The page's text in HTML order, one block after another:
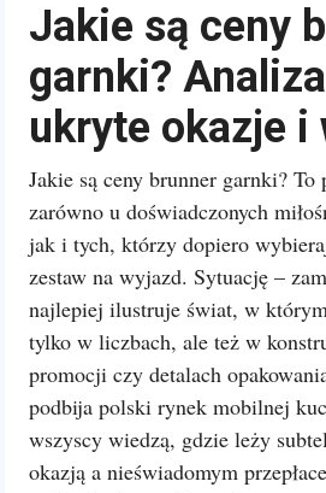
Jakie są ceny
garnki?
ukryte okazje i
Jakie są ceny brunner garnki? To
zarówno u doświadczonych
jak i tych, którzy dopiero
zestaw na wyjazd. Sytuację –
najlepiej ilustruje świat, w
tylko w liczbach, ale też w
promocji czy detalach
podbija polski rynek mobilnej
wszyscy wiedzą, gdzie leży
okazją a nieświadomym